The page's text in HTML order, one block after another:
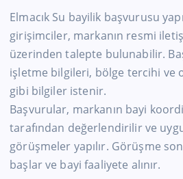
Elmacık Su bayilik başvurusu
girişimciler, markanın resmi
üzerinden talepte bulunabilir.
işletme bilgileri, bölge tercihi ve
gibi bilgiler istenir.
Başvurular, markanın bayi
tarafından değerlendirilir ve
görüşmeler yapılır. Görüşme
başlar ve bayi faaliyete alınır.